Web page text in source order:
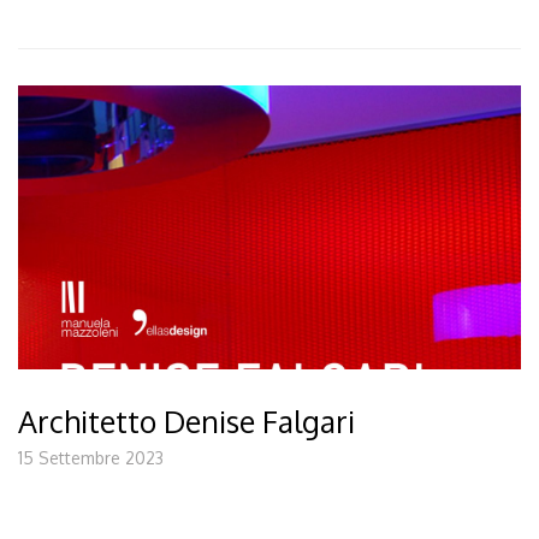
Architetto Denise Falgari
15 Settembre 2023